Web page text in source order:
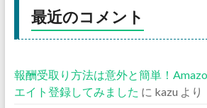
最近のコメント
報酬受取り方法は意外と簡単！
エイト登録してみました に kazu より